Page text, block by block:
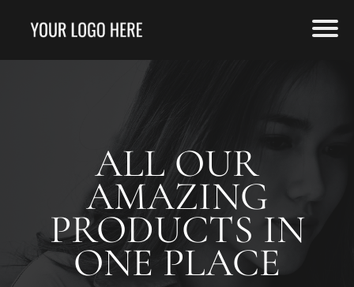
ALL OUR
AMAZING
PRODUCTS IN
ONE PLACE